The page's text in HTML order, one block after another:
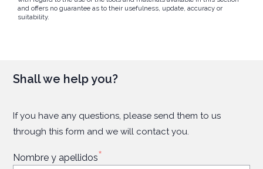
and offers no guarantee as to their usefulness, update, accuracy or
suitability.
Shall we help you?
If you have any questions, please send them to us
through this form and we will contact you.
Nombre y apellidos*